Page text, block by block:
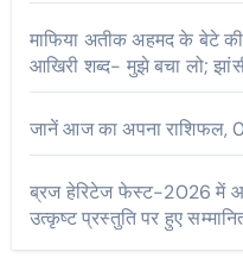
माफिया अतीक अहमद के बेटे
आखिरी शब्द- मुझे बचा लो;
जानें आज का अपना
ब्रज हेरिटेज फेस्ट-2026 में
उत्कृष्ट प्रस्तुति पर हुए